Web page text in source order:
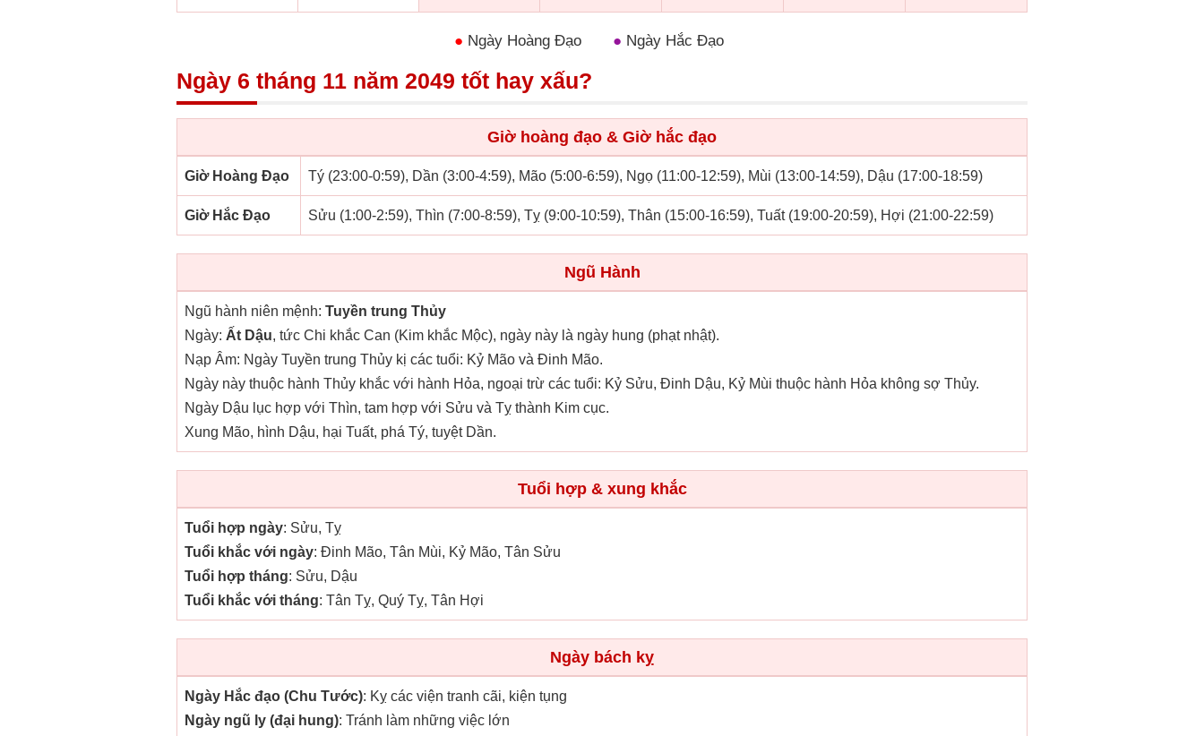
● Ngày Hoàng Đạo ● Ngày Hắc Đạo
Ngày 6 tháng 11 năm 2049 tốt hay xấu?
Giờ hoàng đạo & Giờ hắc đạo
Giờ Hoàng Đạo Tý (23:00-0:59), Dần (3:00-4:59), Mão (5:00-6:59), Ngọ (11:00-12:59), Mùi (13:00-14:59), Dậu (17:00-18:59)
Giờ Hắc Đạo Sửu (1:00-2:59), Thìn (7:00-8:59), Tỵ (9:00-10:59), Thân (15:00-16:59), Tuất (19:00-20:59), Hợi (21:00-22:59)
Ngũ Hành
Ngũ hành niên mệnh: Tuyền trung Thủy
Ngày: Ất Dậu, tức Chi khắc Can (Kim khắc Mộc), ngày này là ngày hung (phạt nhật).
Nạp Âm: Ngày Tuyền trung Thủy kị các tuổi: Kỷ Mão và Đinh Mão.
Ngày này thuộc hành Thủy khắc với hành Hỏa, ngoại trừ các tuổi: Kỷ Sửu, Đinh Dậu, Kỷ Mùi thuộc hành Hỏa không sợ Thủy.
Ngày Dậu lục hợp với Thìn, tam hợp với Sửu và Tỵ thành Kim cục.
Xung Mão, hình Dậu, hại Tuất, phá Tý, tuyệt Dần.
Tuổi hợp & xung khắc
Tuổi hợp ngày: Sửu, Tỵ
Tuổi khắc với ngày: Đinh Mão, Tân Mùi, Kỷ Mão, Tân Sửu
Tuổi hợp tháng: Sửu, Dậu
Tuổi khắc với tháng: Tân Tỵ, Quý Tỵ, Tân Hợi
Ngày bách kỵ
Ngày Hắc đạo (Chu Tước): Kỵ các viện tranh cãi, kiện tụng
Ngày ngũ ly (đại hung): Tránh làm những việc lớn